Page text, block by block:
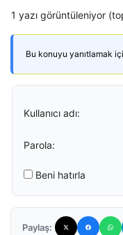
1 yazı görüntüleniyor
Bu konuyu yanıtlamak
Kullanıcı adı:
Parola:
Beni hatırla
Paylaş: